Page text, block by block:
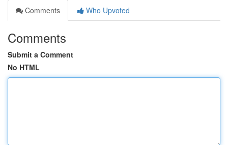
Comments
Who Upvoted
Comments
Submit a Comment
No HTML